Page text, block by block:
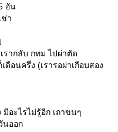
อัน
า
รากลับ กทม ไปผ่าตัด
ดือนครึ่ง (เรารอผ่าเกือบสอง
อะไรไม่รู้อีก เถาขนๆ
นออก